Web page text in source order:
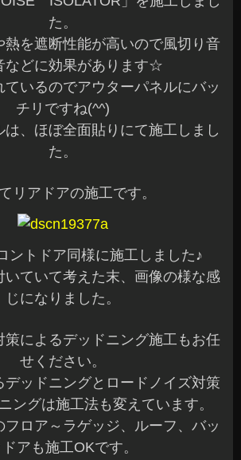
た。
熱を遮断性能が高いので風切り音
などに効果があります☆
ているのでアウターパネルにバッ
チリですね(^^)
は、ほぼ全面貼りにて施工しまし
た。
リアドアの施工です。
ントドア同様に施工しました♪
いていて考えた末、画像の様な感
じになりました。
策によるデッドニング施工もお任
せください。
デッドニングとロードノイズ対策
ングは施工法も変えています。
フロア～ラゲッジ、ルーフ、バッ
ドアも施工OKです。